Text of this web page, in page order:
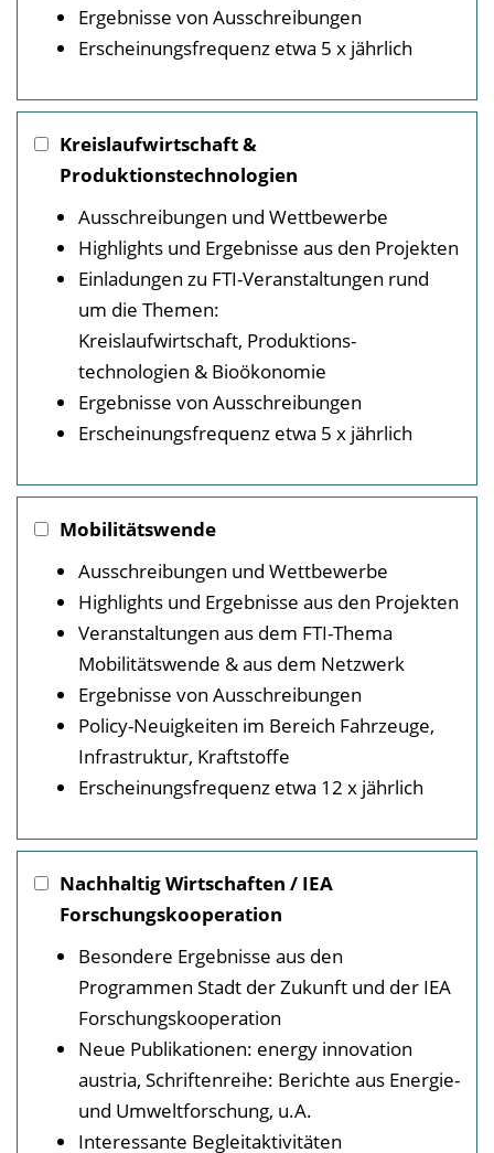
Ergebnisse von Ausschreibungen
Erscheinungsfrequenz etwa 5 x jährlich
Kreislaufwirtschaft &
Produktionstechnologien
Ausschreibungen und Wettbewerbe
Highlights und Ergebnisse aus den Projekten
Einladungen zu FTI-Veranstaltungen rund
um die Themen:
Kreislauf­wirtschaft, Produktions­
technologien & Bioökonomie
Ergebnisse von Ausschreibungen
Erscheinungsfrequenz etwa 5 x jährlich
Mobilitätswende
Ausschreibungen und Wettbewerbe
Highlights und Ergebnisse aus den Projekten
Veranstaltungen aus dem FTI-Thema
Mobilitätswende & aus dem Netzwerk
Ergebnisse von Ausschreibungen
Policy-Neuigkeiten im Bereich Fahrzeuge,
Infrastruktur, Kraftstoffe
Erscheinungsfrequenz etwa 12 x jährlich
Nachhaltig Wirtschaften / IEA
Forschungskooperation
Besondere Ergebnisse aus den
Programmen Stadt der Zukunft und der IEA
Forschungskooperation
Neue Publikationen: energy innovation
austria, Schriftenreihe: Berichte aus Energie-
und Umweltforschung, u.A.
Interessante Begleitaktivitäten